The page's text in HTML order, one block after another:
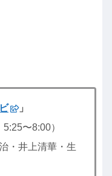
」
〜8:00）
・井上清華・生